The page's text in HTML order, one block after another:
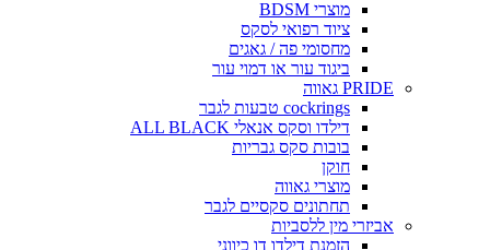
מוצרי BDSM
ציוד רפואי לסקס
מחסומי פה / גאגים
ביגוד עור או דמוי עור
PRIDE גאווה
cockrings טבעות לגבר
דילדו וסקס אנאלי ALL BLACK
בובות סקס גבריות
חוקן
מוצרי גאווה
תחתונים סקסיים לגבר
אביזרי מין ללסביות
הזמנת דילדו דו כיווני